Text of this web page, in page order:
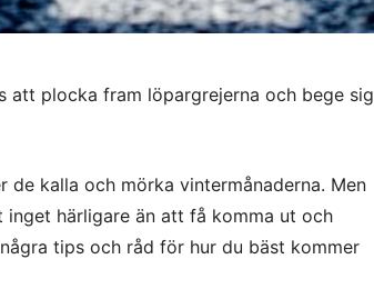
att plocka fram löpargrejerna och bege sig
de kalla och mörka vintermånaderna. Men
härligare än att få komma ut och
tips och råd för hur du bäst kommer